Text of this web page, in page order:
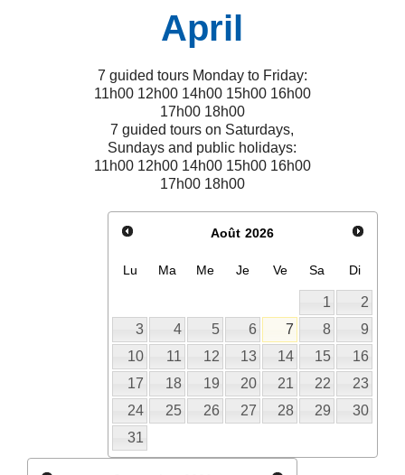
April
7 guided tours Monday to Friday:
11h00 12h00 14h00 15h00 16h00
17h00 18h00
7 guided tours on Saturdays,
Sundays and public holidays:
11h00 12h00 14h00 15h00 16h00
17h00 18h00
Août 2026
Lu Ma Me Je Ve Sa Di
1
2
3
4 5 6 7 8
9
10
11 12 13 14 15
16
17
18 19 20 21 22
23
24
25 26 27 28 29
30
31